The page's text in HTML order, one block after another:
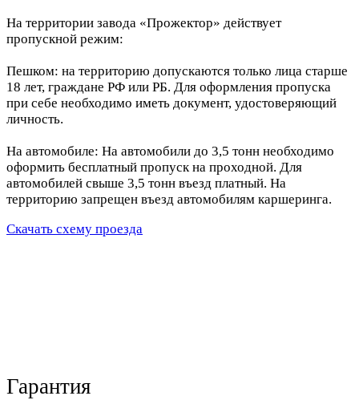
На территории завода «Прожектор» действует
пропускной режим:
Пешком: на территорию допускаются только лица старше
18 лет, граждане РФ или РБ. Для оформления пропуска
при себе необходимо иметь документ, удостоверяющий
личность.
На автомобиле: На автомобили до 3,5 тонн необходимо
оформить бесплатный пропуск на проходной. Для
автомобилей свыше 3,5 тонн въезд платный. На
территорию запрещен въезд автомобилям каршеринга.
Скачать схему проезда
Гарантия